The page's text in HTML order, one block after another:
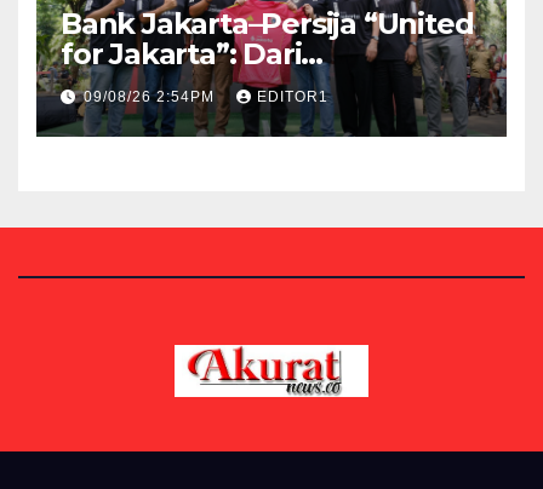
Bank Jakarta–Persija “United
for Jakarta”: Dari
Sponsorship Menuju
Strategic Partnership
09/08/26 2:54PM EDITOR1